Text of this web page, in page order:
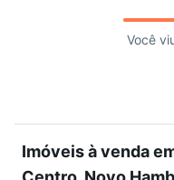
Você
Imóveis à venda